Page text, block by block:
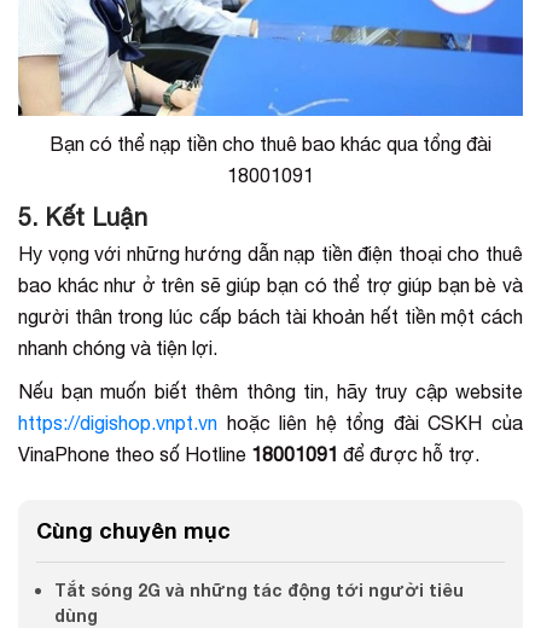
Bạn có thể nạp tiền cho thuê bao khác qua tổng đài
18001091
5. Kết Luận
Hy vọng với những hướng dẫn nạp tiền điện thoại cho thuê
bao khác như ở trên sẽ giúp bạn có thể trợ giúp bạn bè và
người thân trong lúc cấp bách tài khoản hết tiền một cách
nhanh chóng và tiện lợi.
Nếu bạn muốn biết thêm thông tin, hãy truy cập website
https://digishop.vnpt.vn hoặc liên hệ tổng đài CSKH của
VinaPhone theo số Hotline 18001091 để được hỗ trợ.
Cùng chuyên mục
Tắt sóng 2G và những tác động tới người tiêu
dùng